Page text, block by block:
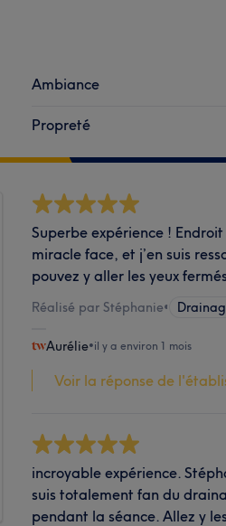
Ambiance
Propreté
Superbe expérience !
miracle face, et j’en suis
pouvez y aller les yeux
Réalisé par Stéphanie•
Aurélie•il y a environ 1 mois
Voir la réponse de
incroyable expérience.
suis totalement fan du
pendant la séance. Allez y